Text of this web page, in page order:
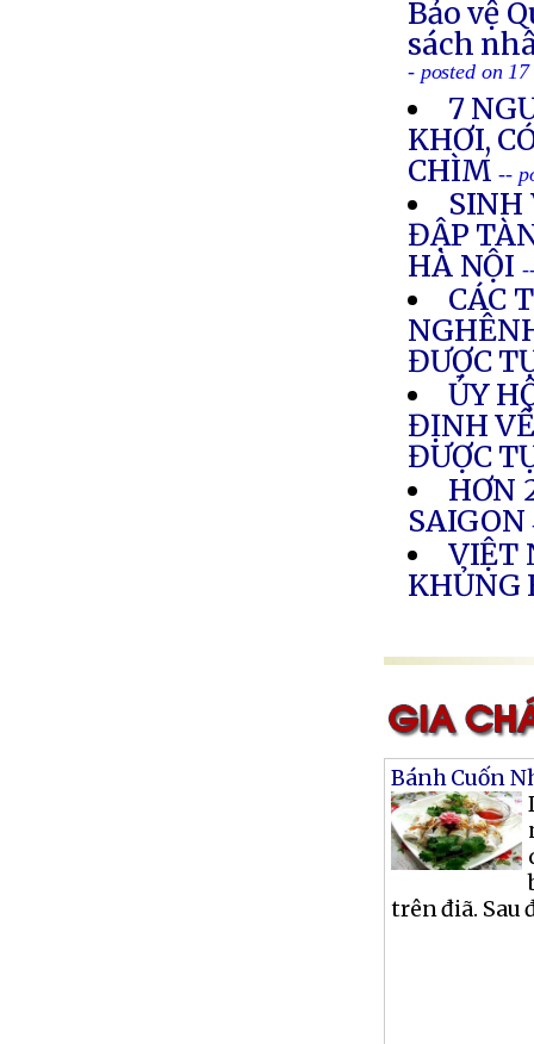
Bảo vệ
sách
- posted on
7
KHƠI,
CHÌM --
SINH
ĐẬP
HÀ NỘI
CÁC
ĐƯỢC
ỦY
ĐỊNH
ĐƯỢC
HƠN
SAIGON
VIỆT
KHỦNG
Bánh Cuốn
trên điã. Sau